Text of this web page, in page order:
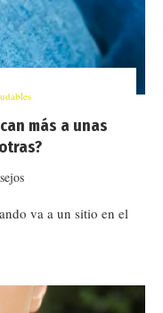
más a unas
va a un sitio en el